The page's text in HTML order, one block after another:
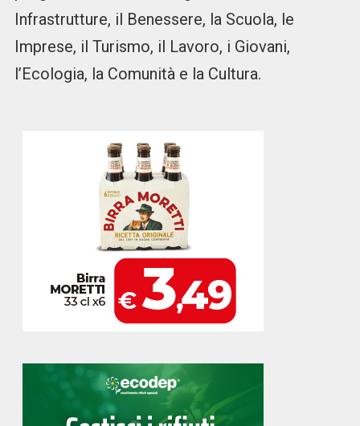
Infrastrutture, il Benessere, la Scuola, le
Imprese, il Turismo, il Lavoro, i Giovani,
l’Ecologia, la Comunità e la Cultura.